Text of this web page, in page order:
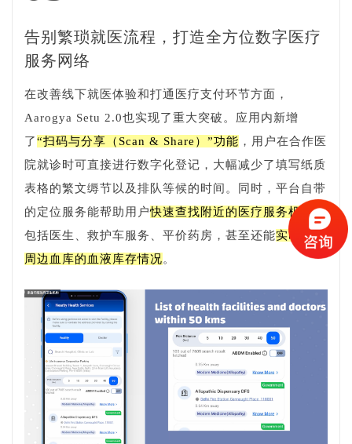
告别繁琐就医流程，打造全方位数字医疗
服务网络
在改善线下就医体验和打通医疗支付环节方面，
Aarogya Setu 2.0也实现了重大突破。应用内新增
了“扫码与分享（Scan & Share）”功能 ，用户在合作医
院就诊时可直接进行数字化登记，大幅减少了填写纸质
表格的繁文缛节以及排队等候的时间。同时，平台自带
的定位服务能帮助用户快速查找附近的医疗服务机构，
包括医生、救护车服务、平价药房，甚至还能实时查看
周边血库的血液库存情况。